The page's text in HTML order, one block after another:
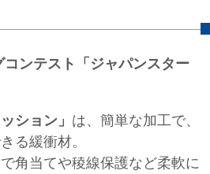
ンテスト「ジャパンスター
ション」 は、簡単な加工で、
る緩衝材。
角当てや稜線保護など柔軟に